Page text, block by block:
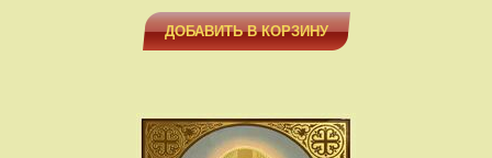
ДОБАВИТЬ В КОРЗИНУ